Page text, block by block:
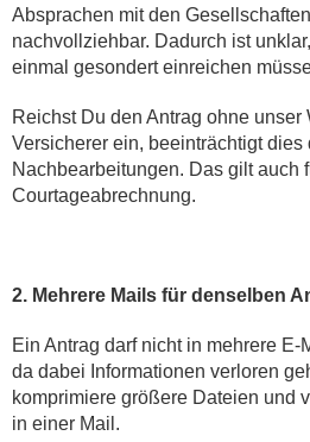
Absprachen mit den
nachvollziehbar. Dadurch ist
einmal gesondert einreichen
Reichst Du den Antrag ohne
Versicherer ein, beeinträchtigt dies
Nachbearbeitungen. Das gilt auch
Courtageabrechnung.
2. Mehrere Mails für denselben
Ein Antrag darf nicht in mehrere
da dabei Informationen verloren
komprimiere größere Dateien und
in einer Mail.